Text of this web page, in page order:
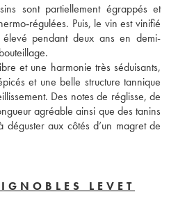
sont partiellement égrappés et
Puis, le vin est vinifié
pendant deux ans en demi-
et une harmonie très séduisants,
et une belle structure tannique
Des notes de réglisse, de
agréable ainsi que des tanins
aux côtés d’un magret de
LEVET